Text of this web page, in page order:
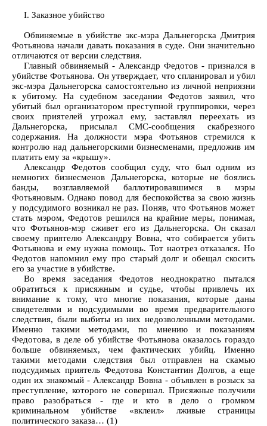
I. Заказное убийство
Обвиняемые в убийстве экс-мэра Дальнегорска Дмитрия
Фотьянова начали давать показания в суде. Они значительно
отличаются от версии следствия.
Главный обвиняемый - Александр Федотов - признался в
убийстве Фотьянова. Он утверждает, что спланировал и убил
экс-мэра Дальнегорска самостоятельно из личной неприязни
к убитому. На судебном заседании Федотов заявил, что
убитый был организатором преступной группировки, через
своих приятелей угрожал ему, заставлял переехать из
Дальнегорска, присылал СМС-сообщения скабрезного
содержания. На должности мэра Фотьянов стремился к
контролю над дальнегорскими бизнесменами, предложив им
платить ему за «крышу».
Александр Федотов сообщил суду, что был одним из
немногих бизнесменов Дальнегорска, которые не боялись
банды, возглавляемой баллотировавшимся в мэры
Фотьяновым. Однако повод для беспокойства за свою жизнь
у подсудимого возникал не раз. Поняв, что Фотьянов может
стать мэром, Федотов решился на крайние меры, понимая,
что Фотьянов-мэр сживет его из Дальнегорска. Он сказал
своему приятелю Александру Вовна, что собирается убить
Фотьянова и ему нужна помощь. Тот наотрез отказался. Но
Федотов напомнил ему про старый долг и обещал скосить
его за участие в убийстве.
Во время заседания Федотов неоднократно пытался
обратиться к присяжным и судье, чтобы привлечь их
внимание к тому, что многие показания, которые даны
свидетелями и подсудимыми во время предварительного
следствия, были выбиты из них недозволенными методами.
Именно такими методами, по мнению и показаниям
Федотова, в деле об убийстве Фотьянова оказалось гораздо
больше обвиняемых, чем фактических убийц. Именно
такими методами следствия был отправлен на скамью
подсудимых приятель Федотова Константин Долгов, а еще
один их знакомый - Александр Вовна - объявлен в розыск за
преступление, которого не совершал. Присяжные получили
право разобраться - где и кто в дело о громком
криминальном убийстве «вклеил» лживые страницы
политического заказа… (1)